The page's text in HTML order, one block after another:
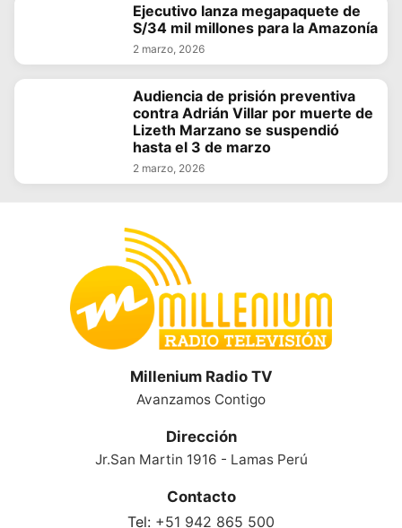
Ejecutivo lanza megapaquete de
S/34 mil millones para la Amazonía
2 marzo, 2026
Audiencia de prisión preventiva
contra Adrián Villar por muerte de
Lizeth Marzano se suspendió
hasta el 3 de marzo
2 marzo, 2026
Millenium Radio TV
Avanzamos Contigo
Dirección
Jr.San Martin 1916 - Lamas Perú
Contacto
Tel: +51 942 865 500